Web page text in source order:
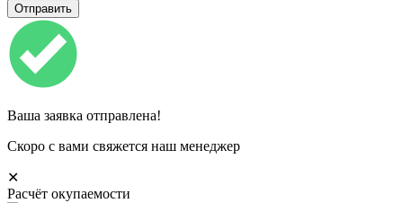
Ваша заявка отправлена!
Скоро с вами свяжется наш менеджер
✕
Расчёт окупаемости